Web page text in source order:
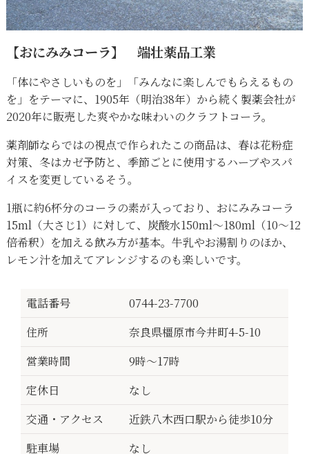
【おにみみコーラ】 端壮薬品工業
「体にやさしいものを」「みんなに楽しんでもらえるもの
を」をテーマに、1905年（明治38年）から続く製薬会社が
2020年に販売した爽やかな味わいのクラフトコーラ。
薬剤師ならではの視点で作られたこの商品は、春は花粉症
対策、冬はカゼ予防と、季節ごとに使用するハーブやスパ
イスを変更しているそう。
1瓶に約6杯分のコーラの素が入っており、おにみみコーラ
15ml（大さじ1）に対して、炭酸水150ml～180ml（10～12
倍希釈）を加える飲み方が基本。牛乳やお湯割りのほか、
レモン汁を加えてアレンジするのも楽しいです。
電話番号
0744-23-7700
住所
奈良県橿原市今井町4-5-10
営業時間
9時～17時
定休日
なし
交通・アクセス
近鉄八木西口駅から徒歩10分
駐車場
なし